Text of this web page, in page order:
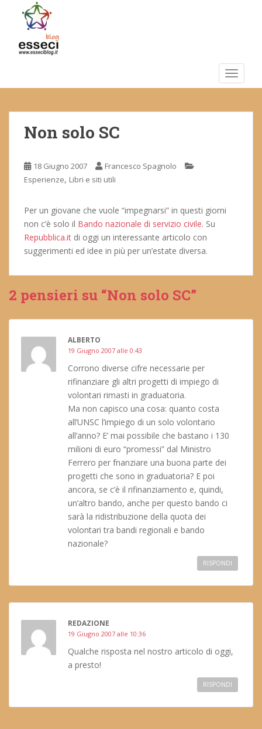
m
Non solo SC
18 Giugno 2007
Francesco Spagnolo
Esperienze, Libri e siti utili
Per un giovane che vuole “impegnarsi” in questi giorni
non c’è solo il Bando nazionale di servizio civile. Su
Repubblica.it di oggi un interessante articolo con
suggerimenti ed idee in più per un’estate diversa.
2 pensieri su “Non solo SC”
ALBERTO
19 Giugno 2007 alle 0:43
Corrono diverse cifre necessarie per
rifinanziare gli altri progetti di impiego di
volontari rimasti in graduatoria.
Ma non capisco una cosa: quanto costa
all’UNSC l’impiego di un solo volontario
all’anno? E’ mai possibile che bastano i 130
milioni di euro “promessi” dal Ministro
Ferrero per fnanziare una buona parte dei
progetti che sono in graduatoria? E poi
ancora, se c’è il rifinanziamento e, quindi,
un’altro bando, anche per questo bando ci
sarà la ridistribuzione della quota dei
volontari tra bandi regionali e bando
nazionale?
RISPONDI
REDAZIONE
19 Giugno 2007 alle 10:36
Qualche risposta nel nostro articolo di oggi,
a presto!
RISPONDI